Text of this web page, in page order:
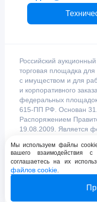
Российский
торговая площадка
с имуществом и для
и корпоративного
федеральных
615-ПП РФ. Основан
Распоряжением
19.08.2009. Является
Правительством
Политика
Мы используем файлы
вашего взаимодействия
соглашаетесь на их
файлов cookie.